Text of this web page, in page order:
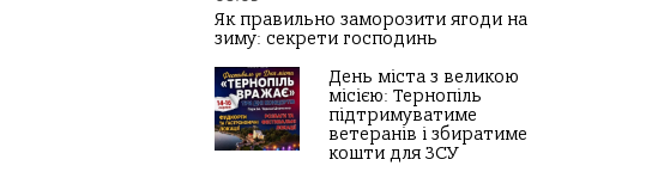
Як правильно заморозити ягоди на
зиму: секрети господинь
День міста з великою
місією: Тернопіль
підтримуватиме
ветеранів і збиратиме
кошти для ЗСУ